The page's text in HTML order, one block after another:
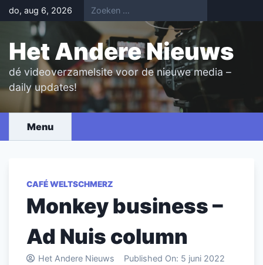
Skip
to
content
do, aug 6, 2026
Het Andere Nieuws
dé videoverzamelsite voor de nieuwe media –
daily updates!
Menu
CAFÉ WELTSCHMERZ
Monkey business –
Ad Nuis column
Het Andere Nieuws Published On: 5 juni 2022